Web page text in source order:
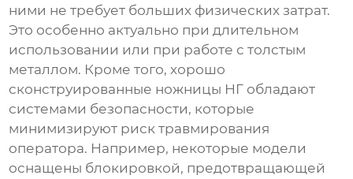
ними не требует больших физических затрат.
Это особенно актуально при длительном
использовании или при работе с толстым
металлом. Кроме того, хорошо
сконструированные ножницы НГ обладают
системами безопасности, которые
минимизируют риск травмирования
оператора. Например, некоторые модели
оснащены блокировкой, предотвращающей